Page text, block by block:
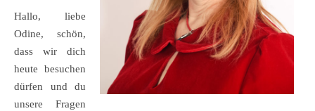
Hallo, liebe
Odine, schön,
dass wir dich
heute besuchen
dürfen und du
unsere Fragen